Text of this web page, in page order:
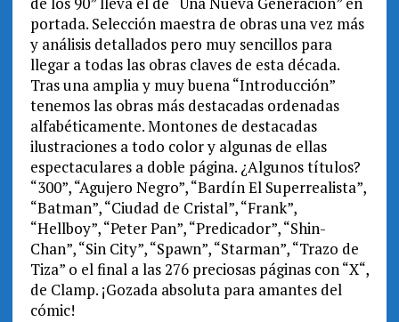
portada. Selección maestra de obras una vez más
y análisis detallados pero muy sencillos para
llegar a todas las obras claves de esta década.
Tras una amplia y muy buena “Introducción”
tenemos las obras más destacadas ordenadas
alfabéticamente. Montones de destacadas
ilustraciones a todo color y algunas de ellas
espectaculares a doble página. ¿Algunos títulos?
“300”, “Agujero Negro”, “Bardín El Superrealista”,
“Batman”, “Ciudad de Cristal”, “Frank”,
“Hellboy”, “Peter Pan”, “Predicador”, “Shin-
Chan”, “Sin City”, “Spawn”, “Starman”, “Trazo de
Tiza” o el final a las 276 preciosas páginas con “X“,
de Clamp. ¡Gozada absoluta para amantes del
cómic!